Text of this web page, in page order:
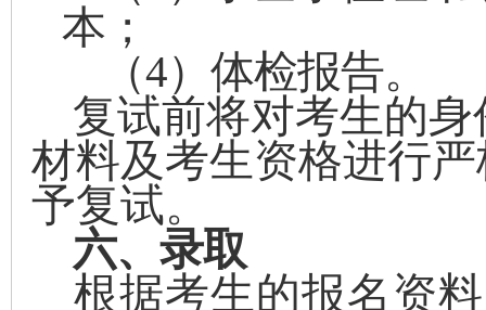
本；
（4） 体检报告。
复试前将对考生的
材料及考生资格进行
予复试。
六、录取
根据考生的报名资